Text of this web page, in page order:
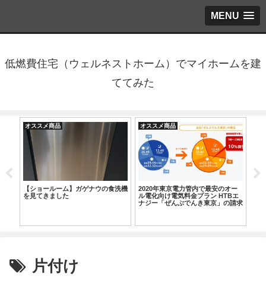
MENU
低燃費住宅（ウェルネストホーム）でマイホームを建
ててみた
オススメ商品
【ショールーム】ガゲナウの食洗機
を見てきました
オススメ商品
2020年東京電力管内で最安のオー
ル電化向け電気料金プラン HTBエ
ナジー「ぜんぶでんき東京」の請求
片付け